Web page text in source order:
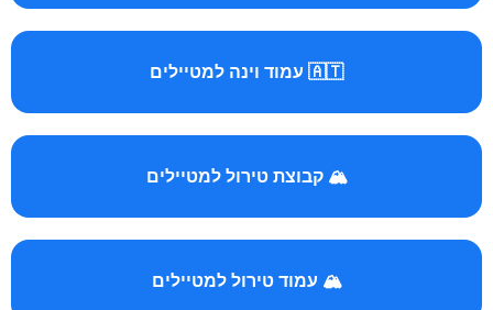
🇦🇹 עמוד וינה למטיילים
🏔️ קבוצת טירול למטיילים
🏔️ עמוד טירול למטיילים